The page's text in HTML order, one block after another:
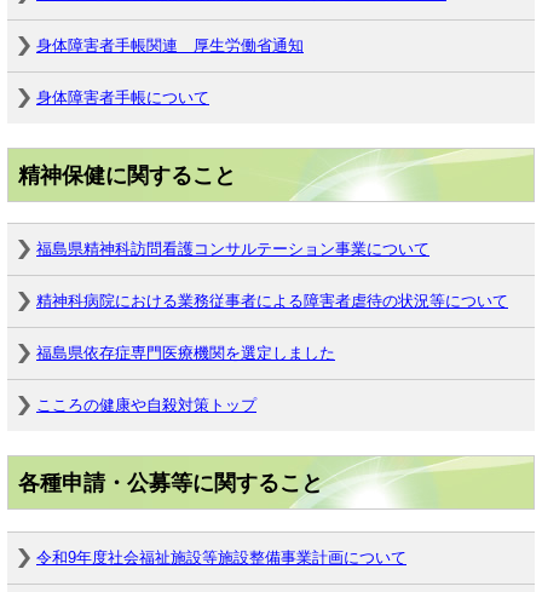
身体障害者手帳関連 厚生労働省通知
身体障害者手帳について
精神保健に関すること
福島県精神科訪問看護コンサルテーション事業について
精神科病院における業務従事者による障害者虐待の状況等について
福島県依存症専門医療機関を選定しました
こころの健康や自殺対策トップ
各種申請・公募等に関すること
令和9年度社会福祉施設等施設整備事業計画について